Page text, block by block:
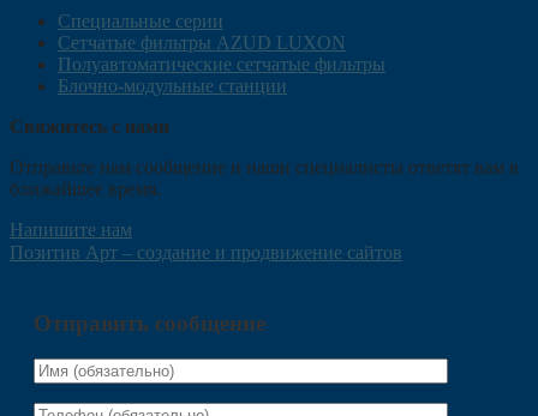
Специальные серии
Сетчатые фильтры AZUD LUXON
Полуавтоматические сетчатые фильтры
Блочно-модульные станции
Свяжитесь с нами
Отправьте нам сообщение и наши специалисты ответят вам в
ближайшее время.
Напишите нам
Позитив Арт – создание и продвижение сайтов
Отправить сообщение